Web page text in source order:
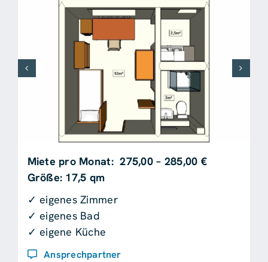
Miete pro Monat: 275,00 – 285,00 €
Größe: 17,5 qm
✓ eigenes Zimmer
✓ eigenes Bad
✓ eigene Küche
Ansprechpartner